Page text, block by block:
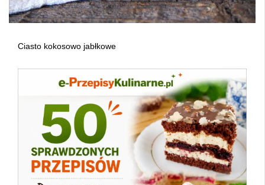
Ciasto kokosowo jabłkowe